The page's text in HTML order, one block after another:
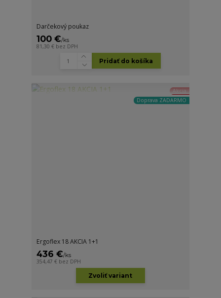
Darčekový poukaz
100 €/ks
81,30 € bez DPH
Pridať do košíka
Akcia
Doprava ZADARMO
Ergoflex 18 AKCIA 1+1
436 €/ks
354,47 € bez DPH
Zvoliť variant